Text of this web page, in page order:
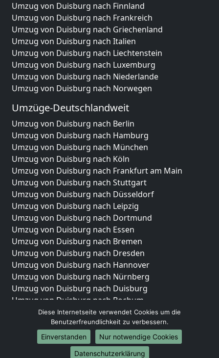
Umzug von Duisburg nach Finnland
Umzug von Duisburg nach Frankreich
Umzug von Duisburg nach Griechenland
Umzug von Duisburg nach Italien
Umzug von Duisburg nach Liechtenstein
Umzug von Duisburg nach Luxemburg
Umzug von Duisburg nach Niederlande
Umzug von Duisburg nach Norwegen
Umzüge-Deutschlandweit
Umzug von Duisburg nach Berlin
Umzug von Duisburg nach Hamburg
Umzug von Duisburg nach München
Umzug von Duisburg nach Köln
Umzug von Duisburg nach Frankfurt am Main
Umzug von Duisburg nach Stuttgart
Umzug von Duisburg nach Düsseldorf
Umzug von Duisburg nach Leipzig
Umzug von Duisburg nach Dortmund
Umzug von Duisburg nach Essen
Umzug von Duisburg nach Bremen
Umzug von Duisburg nach Dresden
Umzug von Duisburg nach Hannover
Umzug von Duisburg nach Nürnberg
Umzug von Duisburg nach Duisburg
Umzug von Duisburg nach Bochum
Umzug von Duisburg nach Wuppertal
Umzug von Duisburg nach Bielefeld
Umzug von Duisburg nach Bonn
Umzug von Duisburg nach Münster
Diese Internetseite verwendet Cookies um die
Benutzerfreundlichkeit zu verbessern.
Einverstanden
Nur notwendige Cookies
Datenschutzerklärung